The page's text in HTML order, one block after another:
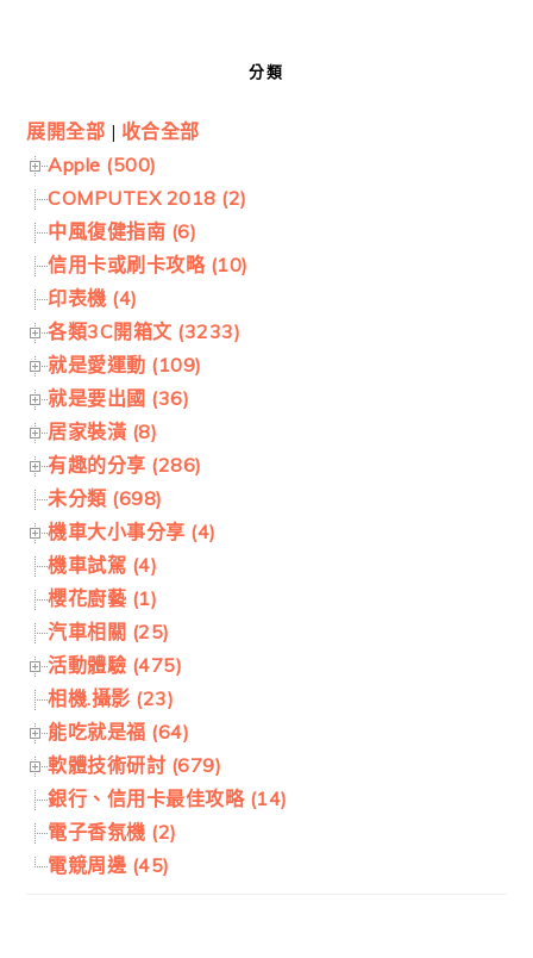
分類
展開全部 | 收合全部
Apple (500)
COMPUTEX 2018 (2)
中風復健指南 (6)
信用卡或刷卡攻略 (10)
印表機 (4)
各類3C開箱文 (3233)
就是愛運動 (109)
就是要出國 (36)
居家裝潢 (8)
有趣的分享 (286)
未分類 (698)
機車大小事分享 (4)
機車試駕 (4)
櫻花廚藝 (1)
汽車相關 (25)
活動體驗 (475)
相機.攝影 (23)
能吃就是福 (64)
軟體技術研討 (679)
銀行、信用卡最佳攻略 (14)
電子香氛機 (2)
電競周邊 (45)